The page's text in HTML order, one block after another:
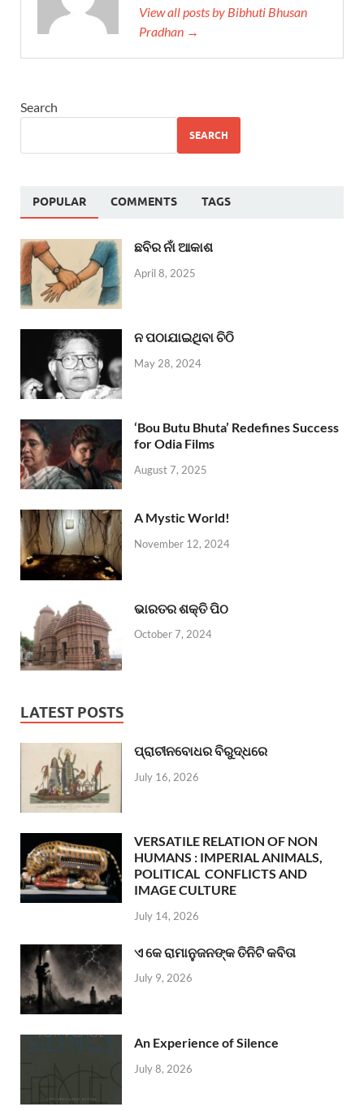
View all posts by Bibhuti Bhusan
Pradhan →
Search
SEARCH
POPULAR COMMENTS TAGS
ଛବିର ନାଁ ଆକାଶ
April 8, 2025
ନ ପଠାଯାଇଥିବା ଚିଠି
May 28, 2024
‘Bou Butu Bhuta’ Redefines Success
for Odia Films
August 7, 2025
A Mystic World!
November 12, 2024
ଭାରତର ଶକ୍ତି ପିଠ
October 7, 2024
LATEST POSTS
ପ୍ରାଚୀନବୋଧର ବିରୁଦ୍ଧରେ
July 16, 2026
VERSATILE RELATION OF NON
HUMANS : IMPERIAL ANIMALS,
POLITICAL CONFLICTS AND
IMAGE CULTURE
July 14, 2026
ଏ କେ ରାମାନୁଜନଙ୍କ ତିନିଟି କବିତା
July 9, 2026
An Experience of Silence
July 8, 2026